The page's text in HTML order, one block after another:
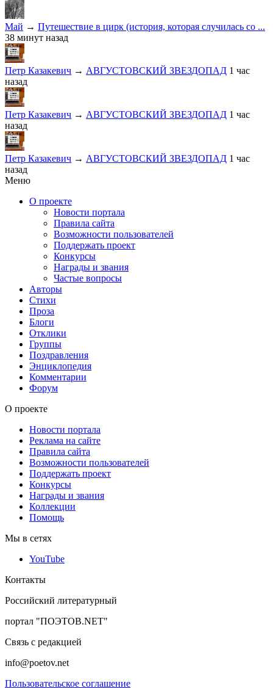
Май → Путешествие в цирк (история, которая случилась со ...
38 минут назад
Петр Казакевич → АВГУСТОВСКИЙ ЗВЕЗДОПАД 1 час
назад
Петр Казакевич → АВГУСТОВСКИЙ ЗВЕЗДОПАД 1 час
назад
Петр Казакевич → АВГУСТОВСКИЙ ЗВЕЗДОПАД 1 час
назад
Меню
О проекте
Новости портала
Правила сайта
Возможности пользователей
Поддержать проект
Конкурсы
Награды и звания
Частые вопросы
Авторы
Стихи
Проза
Блоги
Отклики
Группы
Поздравления
Энциклопедия
Комментарии
Форум
О проекте
Новости портала
Реклама на сайте
Правила сайта
Возможности пользователей
Поддержать проект
Конкурсы
Награды и звания
Коллекции
Помощь
Мы в сетях
YouTube
Контакты
Российский литературный
портал "ПОЭТОВ.NET"
Связь с редакцией
info@poetov.net
Пользовательское соглашение